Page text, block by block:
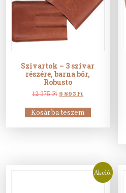
Szivartok – 3 szivar
részére, barna bőr,
Robusto
12 375Ft Original
was:
12
9 895FtCurrent
is:
9
Kosárba teszem
Akció!